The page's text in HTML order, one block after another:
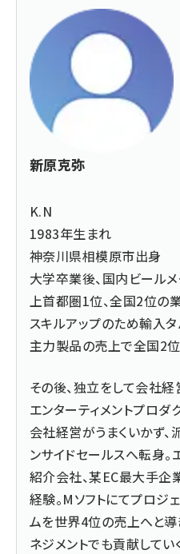
新原克弥
K.N
1983年生まれ
神奈川県相模原市出身
大学卒業後、国内ビール
上首都圏1位、全国2位の
スキルアップのため輸入
主力製品の売上で全国2
その後、独立をして会社
エンターティメントプロダ
会社経営がうまくいかず
ンサイドセールスへ転身
紹介会社、某EC最大手企
経験。Mソフトにてプロジ
ムを世界4位の売上へと導
ネジメントでも貢献してい